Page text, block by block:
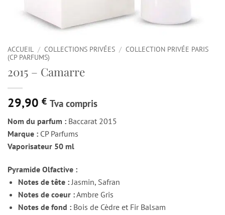
ACCUEIL / COLLECTIONS PRIVÉES / COLLECTION PRIVÉE PARIS
(CP PARFUMS)
2015 – Camarre
29,90 € Tva compris
Nom du parfum : Baccarat 2015
Marque : CP Parfums
Vaporisateur 50 ml
Pyramide Olfactive :
Notes de tête :Jasmin, Safran
Notes de coeur :Ambre Gris
Notes de fond :Bois de Cèdre et Fir Balsam